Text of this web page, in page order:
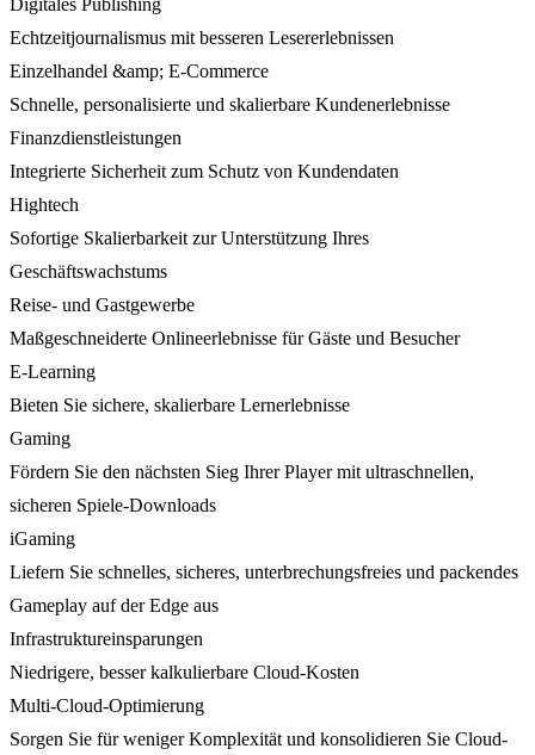
Echtzeitjournalismus mit besseren Lesererlebnissen
Einzelhandel &amp; E-Commerce
Schnelle, personalisierte und skalierbare Kundenerlebnisse
Finanzdienstleistungen
Integrierte Sicherheit zum Schutz von Kundendaten
Hightech
Sofortige Skalierbarkeit zur Unterstützung Ihres
Geschäftswachstums
Reise- und Gastgewerbe
Maßgeschneiderte Onlineerlebnisse für Gäste und Besucher
E-Learning
Bieten Sie sichere, skalierbare Lernerlebnisse
Gaming
Fördern Sie den nächsten Sieg Ihrer Player mit ultraschnellen,
sicheren Spiele-Downloads
iGaming
Liefern Sie schnelles, sicheres, unterbrechungsfreies und packendes
Gameplay auf der Edge aus
Infrastruktureinsparungen
Niedrigere, besser kalkulierbare Cloud-Kosten
Multi-Cloud-Optimierung
Sorgen Sie für weniger Komplexität und konsolidieren Sie Cloud-